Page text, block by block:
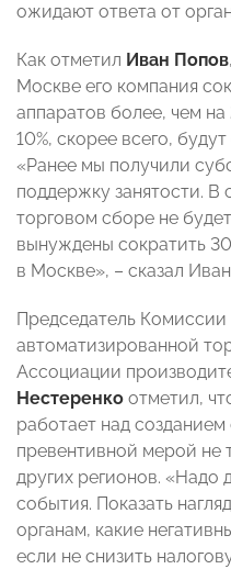
ожидают ответа от
Как отметил Иван Попов
Москве его компания
аппаратов более, чем
10%, скорее всего,
«Ранее мы получили
поддержку занятости. В
торговом сборе не
вынуждены сократить
в Москве», – сказал
Председатель
автоматизированной
Ассоциации
Нестеренко отметил,
работает над
превентивной мерой не
других регионов. «Надо
события. Показать
органам, какие
если не снизить